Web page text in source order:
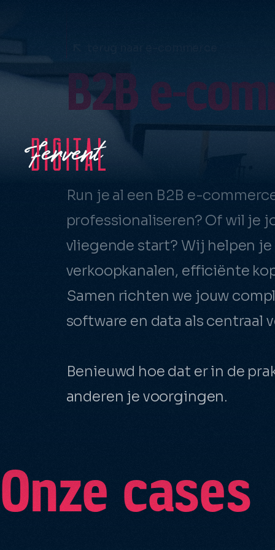
Websites
B2B e-
Run je al een B2B e-
professionaliseren? Of wil je
vliegende start? Wij helpen
verkoopkanalen, efficiënte
Samen richten we jouw
software en data als centraal
Benieuwd hoe dat er in de
anderen je voorgingen.
Onze cases